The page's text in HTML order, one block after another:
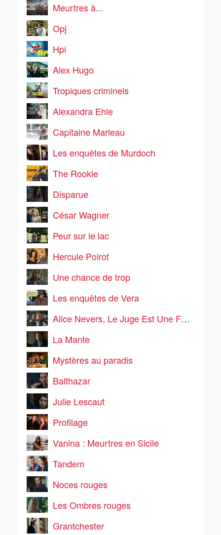
Meurtres à...
Opj
Hpi
Alex Hugo
Tropiques criminels
Alexandra Ehle
Capitaine Marleau
Les enquêtes de Murdoch
The Rookie
Disparue
César Wagner
Peur sur le lac
Hercule Poirot
Une chance de trop
Les enquêtes de Vera
Alice Nevers, Le Juge Est Une Femme
La Mante
Mystères au paradis
Balthazar
Julie Lescaut
Profilage
Vanina : Meurtres en Sicile
Tandem
Noces rouges
Les Ombres rouges
Grantchester